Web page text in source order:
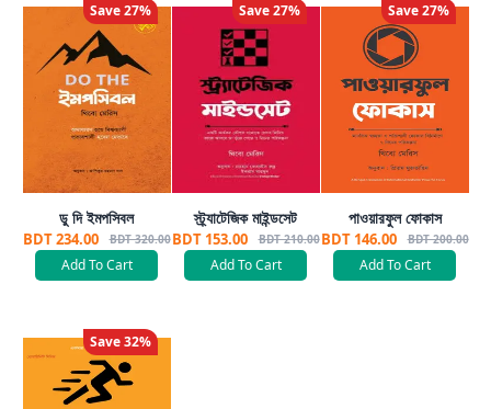
Save27%
ডু দি ইমপসিবল
BDT 234.00 BDT 320.00
Add To Cart
Save27%
স্ট্র্যাটেজিক মাইন্ডসেট
BDT 153.00 BDT 210.00
Add To Cart
Save27%
পাওয়ারফুল ফোকাস
BDT 146.00 BDT 200.00
Add To Cart
Save32%